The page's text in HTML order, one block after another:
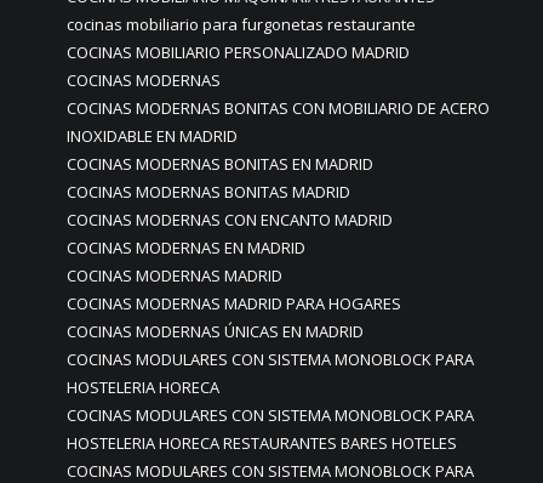
cocinas mobiliario para furgonetas restaurante
COCINAS MOBILIARIO PERSONALIZADO MADRID
COCINAS MODERNAS
COCINAS MODERNAS BONITAS CON MOBILIARIO DE ACERO
INOXIDABLE EN MADRID
COCINAS MODERNAS BONITAS EN MADRID
COCINAS MODERNAS BONITAS MADRID
COCINAS MODERNAS CON ENCANTO MADRID
COCINAS MODERNAS EN MADRID
COCINAS MODERNAS MADRID
COCINAS MODERNAS MADRID PARA HOGARES
COCINAS MODERNAS ÚNICAS EN MADRID
COCINAS MODULARES CON SISTEMA MONOBLOCK PARA
HOSTELERIA HORECA
COCINAS MODULARES CON SISTEMA MONOBLOCK PARA
HOSTELERIA HORECA RESTAURANTES BARES HOTELES
COCINAS MODULARES CON SISTEMA MONOBLOCK PARA